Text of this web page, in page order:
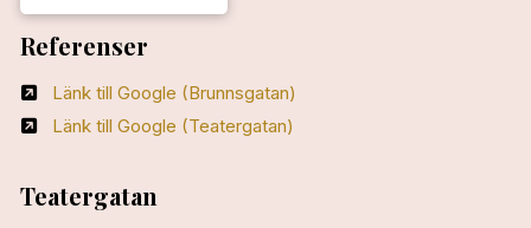
Referenser
Länk till Google (Brunnsgatan)
Länk till Google (Teatergatan)
Teatergatan